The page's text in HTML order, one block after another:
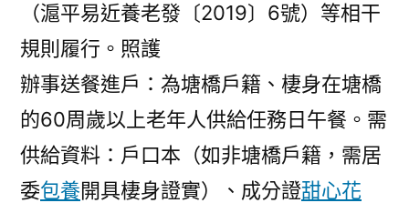
（滬平易近養老發〔2019〕6號）等相干
規則履行。照護
辦事送餐進戶：為塘橋戶籍、棲身在塘橋
的60周歲以上老年人供給任務日午餐。需
供給資料：戶口本（如非塘橋戶籍，需居
委包養開具棲身證實）、成分證甜心花